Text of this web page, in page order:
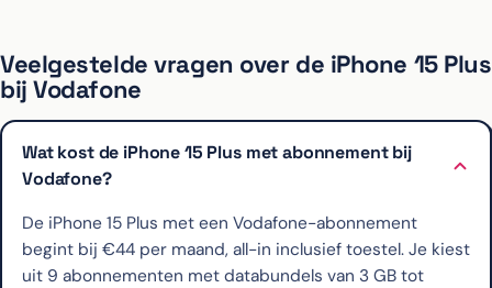
Veelgestelde vragen over de iPhone 15 Plus
bij Vodafone
Wat kost de iPhone 15 Plus met abonnement bij
Vodafone?
De iPhone 15 Plus met een Vodafone-abonnement
begint bij €44 per maand, all-in inclusief toestel. Je kiest
uit 9 abonnementen met databundels van 3 GB tot